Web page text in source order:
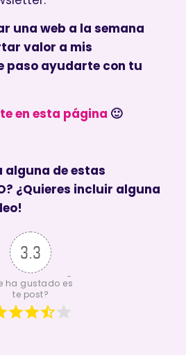
una web a la semana
valor a mis
paso ayudarte con tu
en esta página 🙂
alguna de estas
¿Quieres incluir alguna
3.3
ha gustado es
te post?